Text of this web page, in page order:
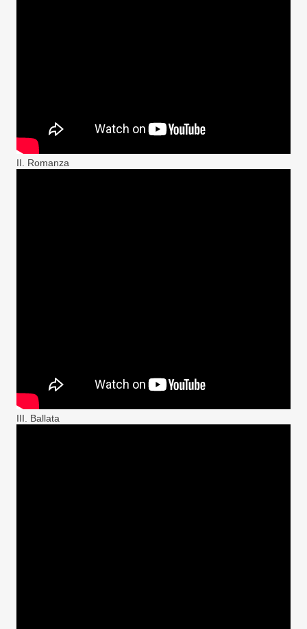
II. Romanza
III. Ballata